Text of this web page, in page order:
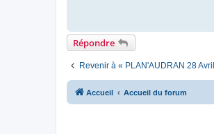
n
l
Répondre
Revenir à « PLAN'AUDRAN 28
Accueil Accueil du forum